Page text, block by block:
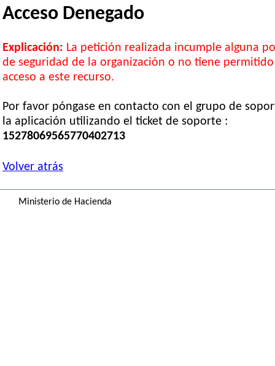
Acceso Denegado
Explicación: La petición realizada incumple alguna
de seguridad de la organización o no tiene
acceso a este recurso.
Por favor póngase en contacto con el grupo de
la aplicación utilizando el ticket de soporte :
15278069565770402713
Volver atrás
Ministerio de Hacienda